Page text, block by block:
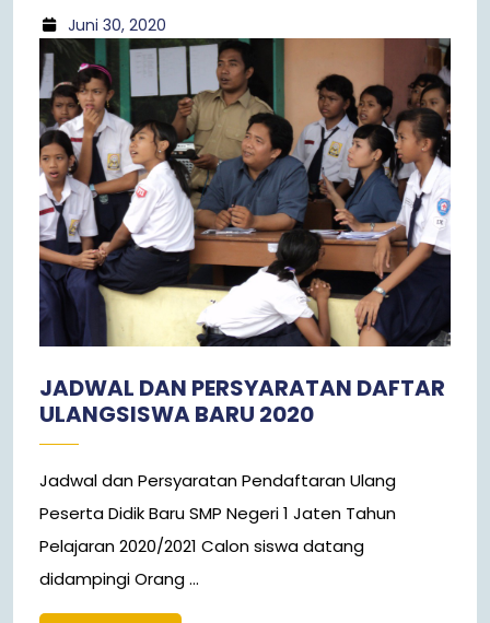
Juni 30, 2020
JADWAL DAN PERSYARATAN DAFTAR
ULANGSISWA BARU 2020
Jadwal dan Persyaratan Pendaftaran Ulang
Peserta Didik Baru SMP Negeri 1 Jaten Tahun
Pelajaran 2020/2021 Calon siswa datang
didampingi Orang ...